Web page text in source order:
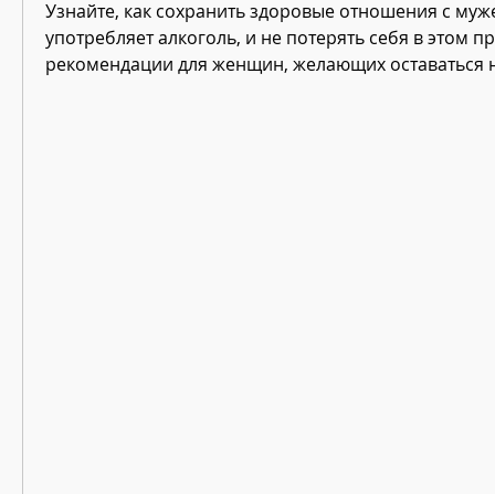
Узнайте, как сохранить здоровые отношения с
употребляет алкоголь, и не потерять себя в этом
рекомендации для женщин, желающих оставаться